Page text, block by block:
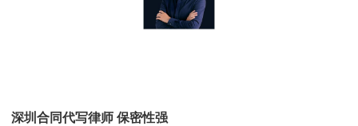
深圳合同代写律师 保密性强